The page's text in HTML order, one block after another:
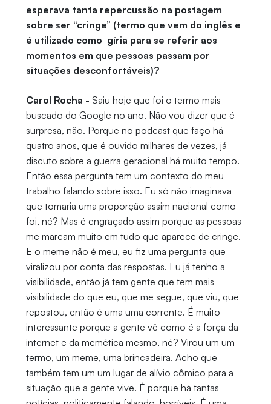
esperava tanta repercussão na postagem
sobre ser “cringe” (termo que vem do inglês e
é utilizado como gíria para se referir aos
momentos em que pessoas passam por
situações desconfortáveis)?
Carol Rocha - Saiu hoje que foi o termo mais
buscado do Google no ano. Não vou dizer que é
surpresa, não. Porque no podcast que faço há
quatro anos, que é ouvido milhares de vezes, já
discuto sobre a guerra geracional há muito tempo.
Então essa pergunta tem um contexto do meu
trabalho falando sobre isso. Eu só não imaginava
que tomaria uma proporção assim nacional como
foi, né? Mas é engraçado assim porque as pessoas
me marcam muito em tudo que aparece de cringe.
E o meme não é meu, eu fiz uma pergunta que
viralizou por conta das respostas. Eu já tenho a
visibilidade, então já tem gente que tem mais
visibilidade do que eu, que me segue, que viu, que
repostou, então é uma uma corrente. É muito
interessante porque a gente vê como é a força da
internet e da memética mesmo, né? Virou um um
termo, um meme, uma brincadeira. Acho que
também tem um um lugar de alívio cômico para a
situação que a gente vive. É porque há tantas